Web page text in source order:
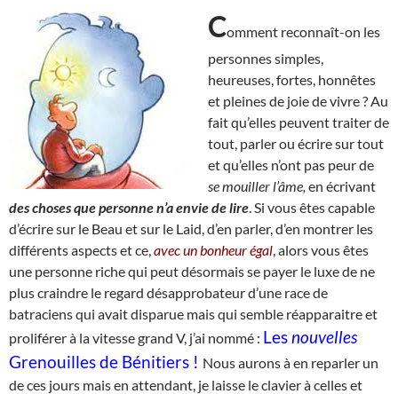
Comment reconnaît-on les
personnes simples,
heureuses, fortes, honnêtes
et pleines de joie de vivre ? Au
fait qu’elles peuvent traiter de
tout, parler ou écrire sur tout
et qu’elles n’ont pas peur de
semouiller l’âme, en écrivant
des choses que personne n’a envie de lire . Si vous êtes capable
d’écrire sur le Beau et sur le Laid, d’en parler, d’en montrer les
différents aspects et ce, avec un bonheur égal , alors vous êtes
une personne riche qui peut désormais se payer le luxe de ne
plus craindre le regard désapprobateur d’une race de
batraciens qui avait disparue mais qui semble réapparaitre et
proliférer à la vitesse grand V, j’ai nommé : Lesnouvelles
Grenouilles de Bénitiers ! Nous aurons à en reparler un
de ces jours mais en attendant, je laisse le clavier à celles et